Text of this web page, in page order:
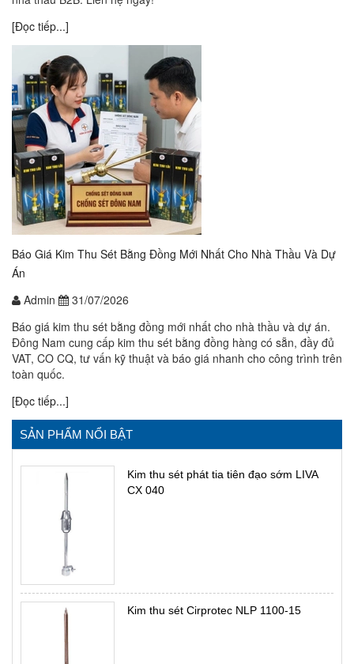
[Đọc tiếp...]
Báo Giá Kim Thu Sét Bằng Đồng Mới Nhất Cho Nhà Thầu Và Dự
Án
Admin
31/07/2026
Báo giá kim thu sét bằng đồng mới nhất cho nhà thầu và dự án.
Đông Nam cung cấp kim thu sét bằng đồng hàng có sẵn, đầy đủ
VAT, CO CQ, tư vấn kỹ thuật và báo giá nhanh cho công trình trên
toàn quốc.
[Đọc tiếp...]
SẢN PHẨM NỔI BẬT
Kim thu sét phát tia tiên đạo sớm LIVA
CX 040
Kim thu sét Cirprotec NLP 1100-15